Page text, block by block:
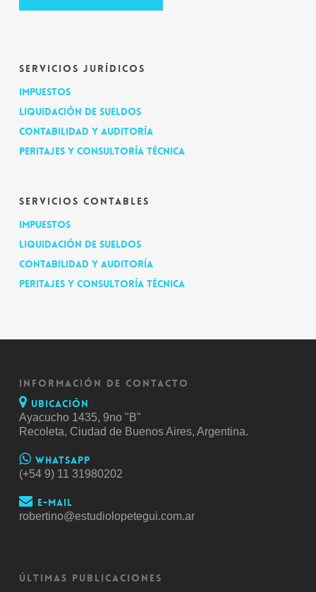
SERVICIOS JURÍDICOS
Impuestos
Liquidación de sueldos
Contabilidad y Auditoría
Peritajes y consultoría técnica
SERVICIOS CONTABLES
Impuestos
Liquidación de sueldos
Contabilidad y Auditoría
Peritajes y consultoría técnica
INFORMACIÓN DE CONTACTO
Ubicación
Ayacucho 1435, 9no "B"
Recoleta, Ciudad de Buenos Aires, Argentina.
Whatsapp
(+54 9) 11 31980202
E-mail
robertino@estudiolopetegui.com.ar
ÚLTIMAS PUBLICACIONES